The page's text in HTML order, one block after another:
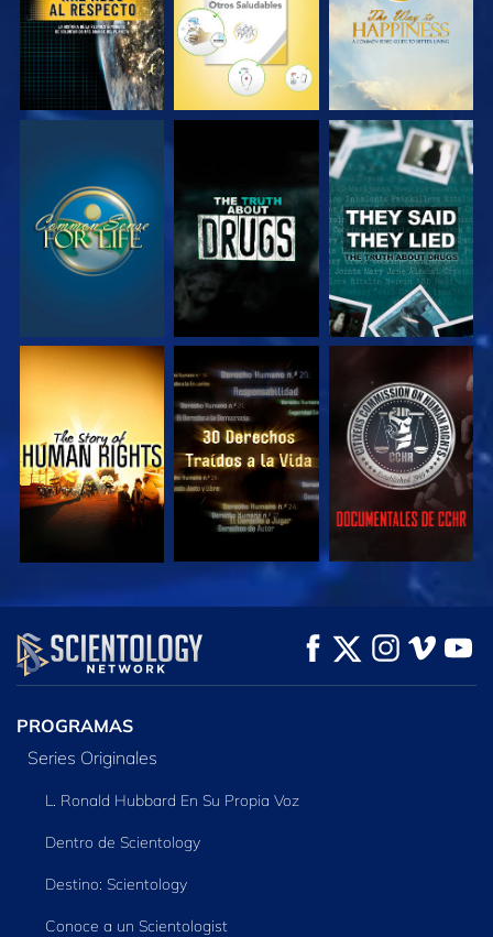
VE VE
VE VE VE
VE
EXPLORA LAS
SERIES
PROGRAMAS
Series Originales
L. Ronald Hubbard En Su Propia Voz
Dentro de Scientology
Destino: Scientology
Conoce a un Scientologist